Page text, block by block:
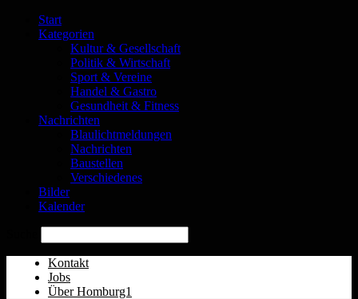
Start
Kategorien
Kultur & Gesellschaft
Politik & Wirtschaft
Sport & Vereine
Handel & Gastro
Gesundheit & Fitness
Nachrichten
Blaulichtmeldungen
Nachrichten
Baustellen
Verschiedenes
Bilder
Kalender
Kontakt
Jobs
Über Homburg1